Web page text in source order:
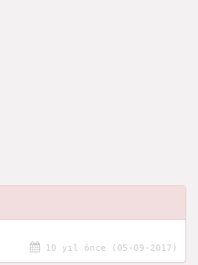
10 yıl önce (05-09-2017)